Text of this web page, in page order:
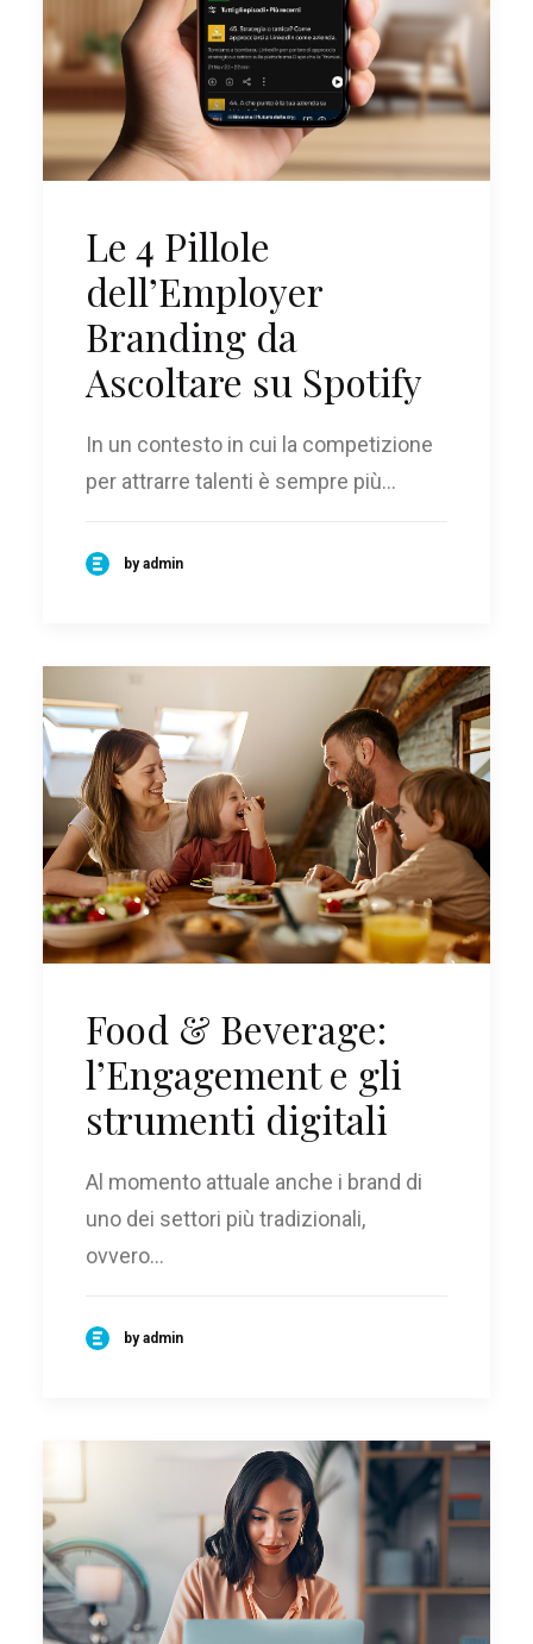
Le 4 Pillole
dell’Employer
Branding da
Ascoltare su Spotify
In un contesto in cui la competizione
per attrarre talenti è sempre più…
by admin
Food & Beverage:
l’Engagement e gli
strumenti digitali
Al momento attuale anche i brand di
uno dei settori più tradizionali,
ovvero…
by admin